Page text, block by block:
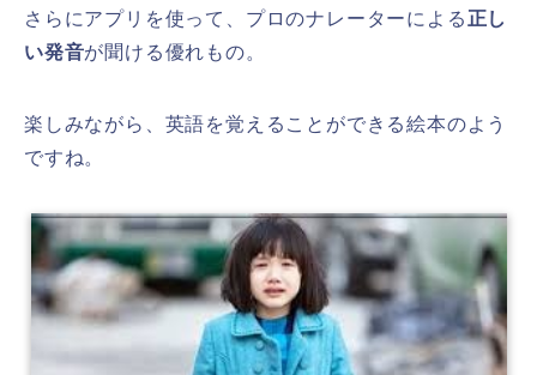
さらにアプリを使って、プロのナレーターによる 正し
い発音が聞ける優れもの。
楽しみながら、英語を覚えることができる絵本のよう
ですね。